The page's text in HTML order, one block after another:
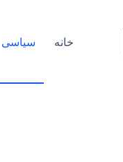
خانه سیاسی